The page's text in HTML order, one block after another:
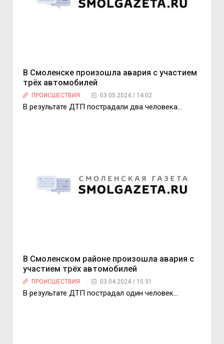
В Смоленске произошла авария с участием
трёх автомобилей
ПРОИСШЕСТВИЯ 03.05.2024 / 14:02
В результате ДТП пострадали два человека…
В Смоленском районе произошла авария с
участием трёх автомобилей
ПРОИСШЕСТВИЯ 03.04.2024 / 15:31
В результате ДТП пострадал один человек…